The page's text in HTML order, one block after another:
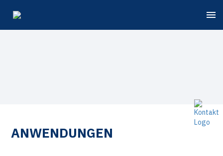
ANWENDUNGEN